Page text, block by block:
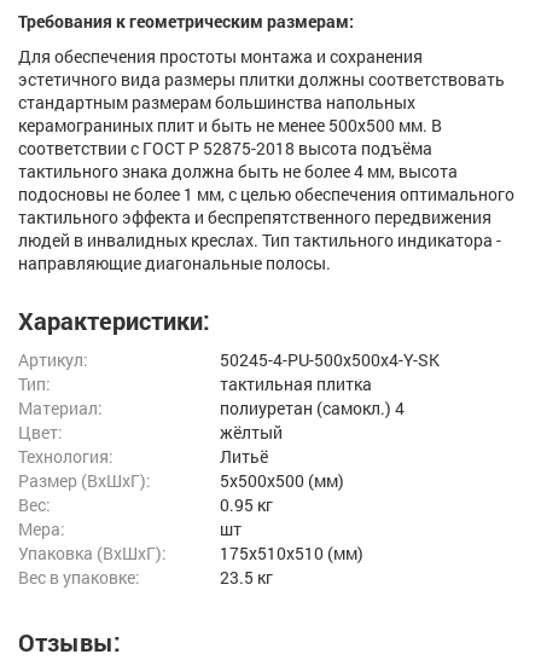
Требования к геометрическим размерам:
Для обеспечения простоты монтажа и сохранения
эстетичного вида размеры плитки должны соответствовать
стандартным размерам большинства напольных
керамограниных плит и быть не менее 500х500 мм. В
соответствии с ГОСТ Р 52875-2018 высота подъёма
тактильного знака должна быть не более 4 мм, высота
подосновы не более 1 мм, с целью обеспечения оптимального
тактильного эффекта и беспрепятственного передвижения
людей в инвалидных креслах. Тип тактильного индикатора -
направляющие диагональные полосы.
Характеристики:
Артикул:
50245-4-PU-500x500x4-Y-SK
Тип:
тактильная плитка
Материал:
полиуретан (самокл.) 4
Цвет:
жёлтый
Технология:
Литьё
Размер (ВxШxГ):
5x500x500 (мм)
Вес:
0.95 кг
Мера:
шт
Упаковка (ВхШхГ):
175x510x510 (мм)
Вес в упаковке:
23.5 кг
Отзывы: